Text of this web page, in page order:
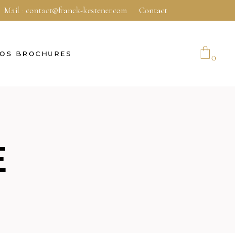
Mail : contact@franck-kestener.com Contact
BROCHURES 0